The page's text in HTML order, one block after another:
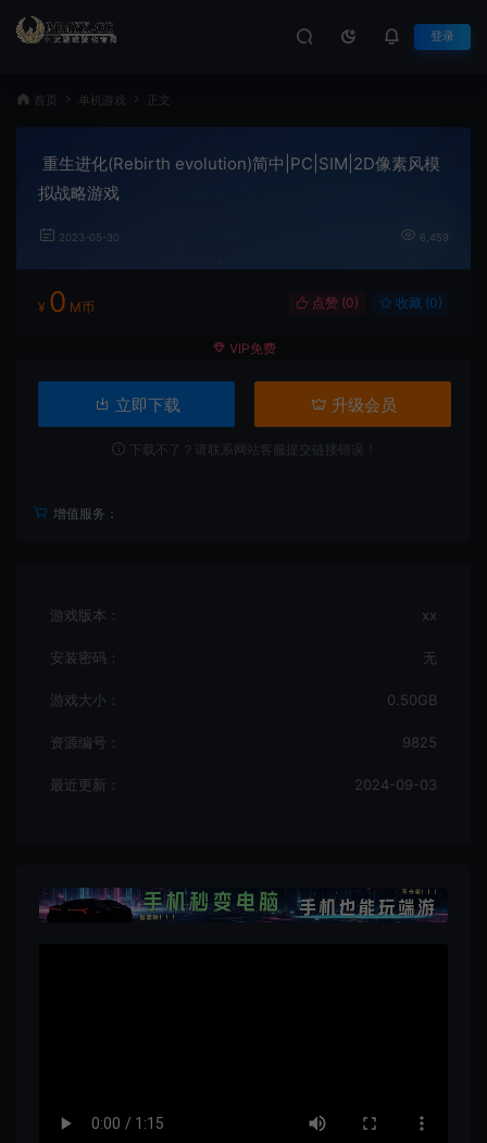
登录
首页 单机游戏 正文
重生进化(Rebirth evolution)简中|PC|SIM|2D像素风模
拟战略游戏
2023-05-30 6,459
¥ 0 M币 点赞 (0) 收藏 (0)
VIP免费
立即下载 升级会员
下载不了？请联系网站客服提交链接错误！
增值服务：
游戏版本： xx
安装密码： 无
游戏大小： 0.50GB
资源编号： 9825
最近更新： 2024-09-03